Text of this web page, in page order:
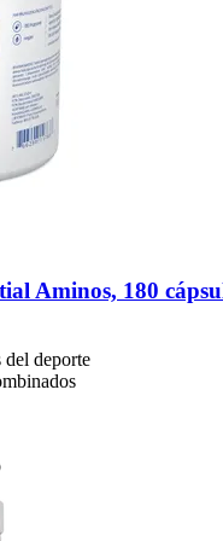
Aminos, 180
del deporte